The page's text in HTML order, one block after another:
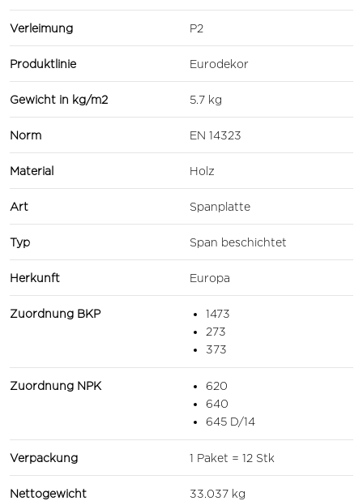
Verleimung P2
Produktlinie Eurodekor
Gewicht in kg/m2 5.7 kg
Norm EN 14323
Material Holz
Art Spanplatte
Typ Span beschichtet
Herkunft Europa
Zuordnung BKP
1473
273
373
Zuordnung NPK
620
640
645 D/14
Verpackung 1 Paket = 12 Stk
Nettogewicht 33.037 kg